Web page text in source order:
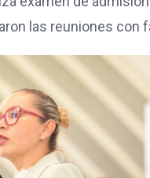
las reuniones con